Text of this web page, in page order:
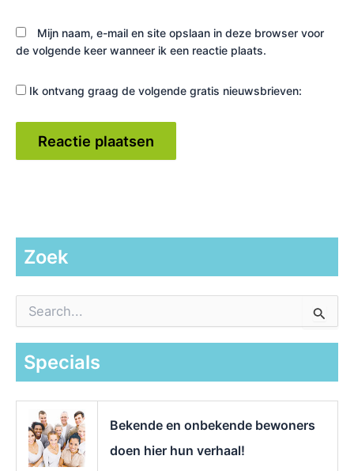
Mijn naam, e-mail en site opslaan in deze browser voor
de volgende keer wanneer ik een reactie plaats.
Ik ontvang graag de volgende gratis nieuwsbrieven:
Zoek
a
Specials
Bekende en onbekende bewoners
doen hier hun verhaal!